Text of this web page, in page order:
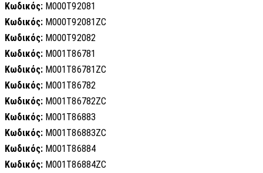
Κωδικός: M000T92081
Κωδικός: M000T92081ZC
Κωδικός: M000T92082
Κωδικός: M001T86781
Κωδικός: M001T86781ZC
Κωδικός: M001T86782
Κωδικός: M001T86782ZC
Κωδικός: M001T86883
Κωδικός: M001T86883ZC
Κωδικός: M001T86884
Κωδικός: M001T86884ZC